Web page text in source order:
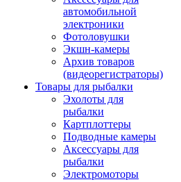
автомобильной
электроники
Фотоловушки
Экшн-камеры
Архив товаров
(видеорегистраторы)
Товары для рыбалки
Эхолоты для
рыбалки
Картплоттеры
Подводные камеры
Аксессуары для
рыбалки
Электромоторы